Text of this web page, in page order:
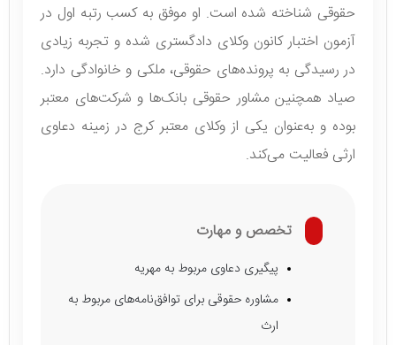
حقوقی شناخته شده است. او موفق به کسب رتبه اول در
آزمون اختبار کانون وکلای دادگستری شده و تجربه زیادی
در رسیدگی به پرونده‌های حقوقی، ملکی و خانوادگی دارد.
صیاد همچنین مشاور حقوقی بانک‌ها و شرکت‌های معتبر
بوده و به‌عنوان یکی از وکلای معتبر کرج در زمینه دعاوی
ارثی فعالیت می‌کند.
تخصص و مهارت
پیگیری دعاوی مربوط به مهریه
مشاوره حقوقی برای توافق‌نامه‌های مربوط به
ارث